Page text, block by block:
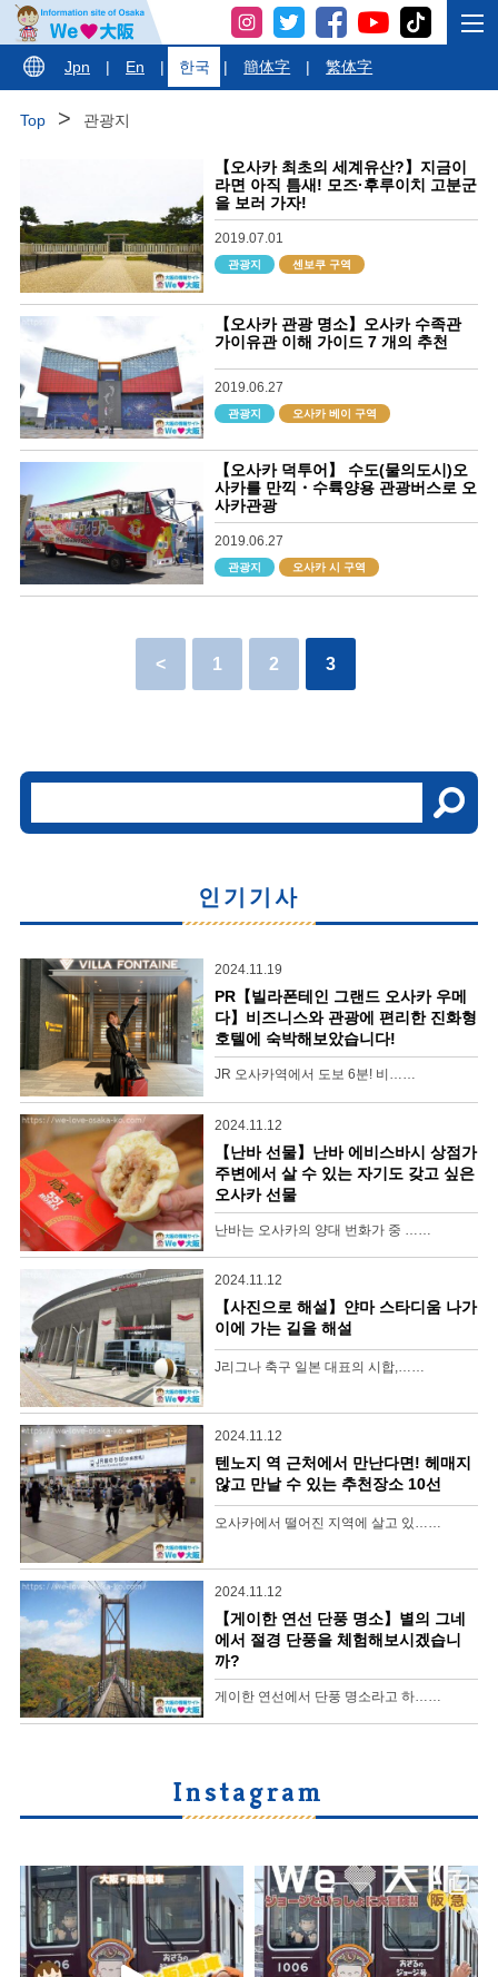
Jpn | En | 한국 | 簡体字 | 繁体字
Top 관광지
【오사카 최초의 세계유산?】지금이
라면 아직 틈새! 모즈·후루이치 고분군
을 보러 가자!
2019.07.01
관광지 센보쿠 구역
【오사카 관광 명소】오사카 수족관
가이유관 이해 가이드 7 개의 추천
2019.06.27
관광지 오사카 베이 구역
【오사카 덕투어】 수도(물의도시)오
사카를 만끽・수륙양용 관광버스로 오
사카관광
2019.06.27
관광지 오사카 시 구역
< 1 2 3
인기기사
2024.11.19
PR【빌라폰테인 그랜드 오사카 우메
다】비즈니스와 관광에 편리한 진화형
호텔에 숙박해보았습니다!
JR 오사카역에서 도보 6분! 비……
2024.11.12
【난바 선물】난바 에비스바시 상점가
주변에서 살 수 있는 자기도 갖고 싶은
오사카 선물
난바는 오사카의 양대 번화가 중 ……
2024.11.12
【사진으로 해설】얀마 스타디움 나가
이에 가는 길을 해설
J리그나 축구 일본 대표의 시합,……
2024.11.12
텐노지 역 근처에서 만난다면! 헤매지
않고 만날 수 있는 추천장소 10선
오사카에서 떨어진 지역에 살고 있……
2024.11.12
【게이한 연선 단풍 명소】별의 그네
에서 절경 단풍을 체험해보시겠습니
까?
게이한 연선에서 단풍 명소라고 하……
Instagram